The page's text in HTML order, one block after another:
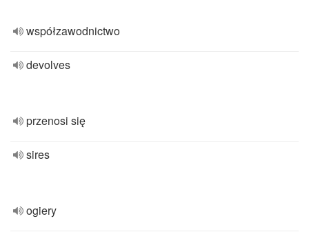
współzawodnictwo
devolves
przenosi się
sires
ogiery